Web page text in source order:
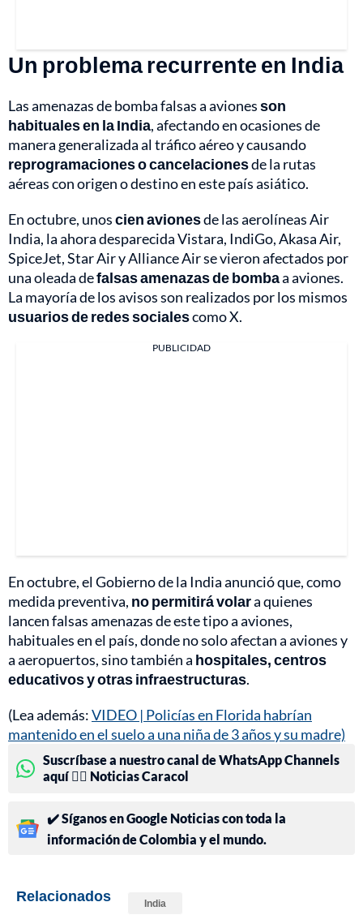
Un problema recurrente en India
Las amenazas de bomba falsas a avionesson
habituales en la India, afectando en ocasiones de
manera generalizada al tráfico aéreo y causando
reprogramaciones o cancelacionesde la rutas
aéreas con origen o destino en este país asiático.
En octubre, unoscien avionesde las aerolíneas Air
India, la ahora desparecida Vistara, IndiGo, Akasa Air,
SpiceJet, Star Air y Alliance Air se vieron afectados por
una oleada defalsas amenazas de bombaa aviones.
La mayoría de los avisos son realizados por los mismos
usuarios de redes socialescomo X.
PUBLICIDAD
En octubre, el Gobierno de la India anunció que, como
medida preventiva, no permitirá volara quienes
lancen falsas amenazas de este tipo a aviones,
habituales en el país, donde no solo afectan a aviones y
a aeropuertos, sino también a hospitales, centros
educativos y otras infraestructuras.
(Lea además:VIDEO | Policías en Florida habrían
mantenido en el suelo a una niña de 3 años y su madre)
Suscríbase a nuestro canal de WhatsApp Channels
aquí 👉🏻 Noticias Caracol
✔️ Síganos en Google Noticias con toda la
información de Colombia y el mundo.
Relacionados India